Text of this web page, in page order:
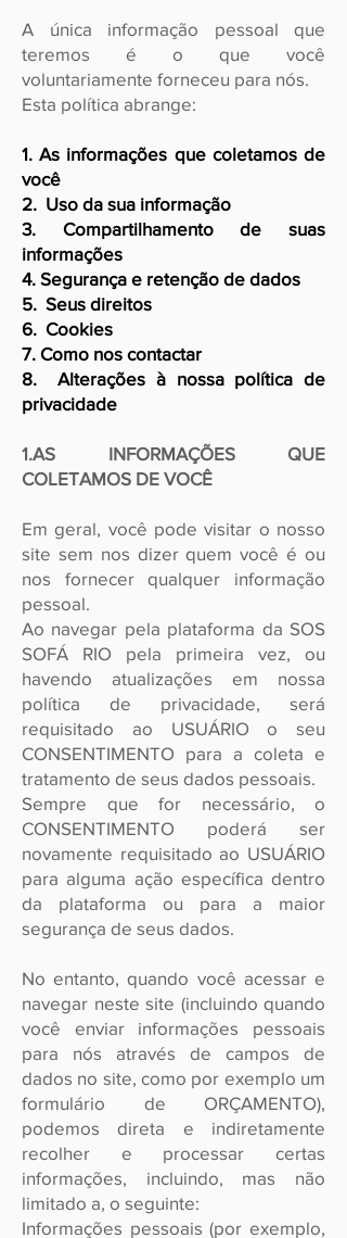
A única informação pessoal que
teremos é o que você
voluntariamente forneceu para nós.
Esta política abrange:
1. As informações que coletamos de
você
2. Uso da sua informação
3. Compartilhamento de suas
informações
4. Segurança e retenção de dados
5. Seus direitos
6. Cookies
7. Como nos contactar
8. Alterações à nossa política de
privacidade
1.AS INFORMAÇÕES QUE
COLETAMOS DE VOCÊ
Em geral, você pode visitar o nosso
site sem nos dizer quem você é ou
nos fornecer qualquer informação
pessoal.
Ao navegar pela plataforma da SOS
SOFÁ RIO pela primeira vez, ou
havendo atualizações em nossa
política de privacidade, será
requisitado ao USUÁRIO o seu
CONSENTIMENTO para a coleta e
tratamento de seus dados pessoais.
Sempre que for necessário, o
CONSENTIMENTO poderá ser
novamente requisitado ao USUÁRIO
para alguma ação específica dentro
da plataforma ou para a maior
segurança de seus dados.
No entanto, quando você acessar e
navegar neste site (incluindo quando
você enviar informações pessoais
para nós através de campos de
dados no site, como por exemplo um
formulário de ORÇAMENTO),
podemos direta e indiretamente
recolher e processar certas
informações, incluindo, mas não
limitado a, o seguinte:
Informações pessoais (por exemplo,